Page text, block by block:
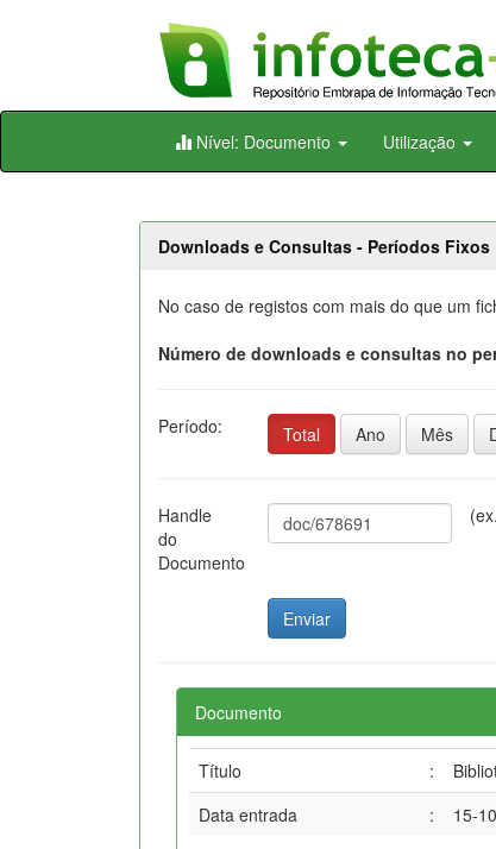
Skip
Nível: Documento Utilização
Downloads e Consultas - Períodos Fixos
No caso de registos com mais do que um
Número de downloads e consultas no
Período: Total Ano Mês
Handle
do
Documento
Documento
Título :
Data entrada
: 15-